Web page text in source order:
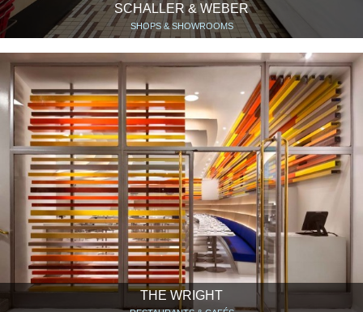
SCHALLER & WEBER
SHOPS & SHOWROOMS
THE WRIGHT